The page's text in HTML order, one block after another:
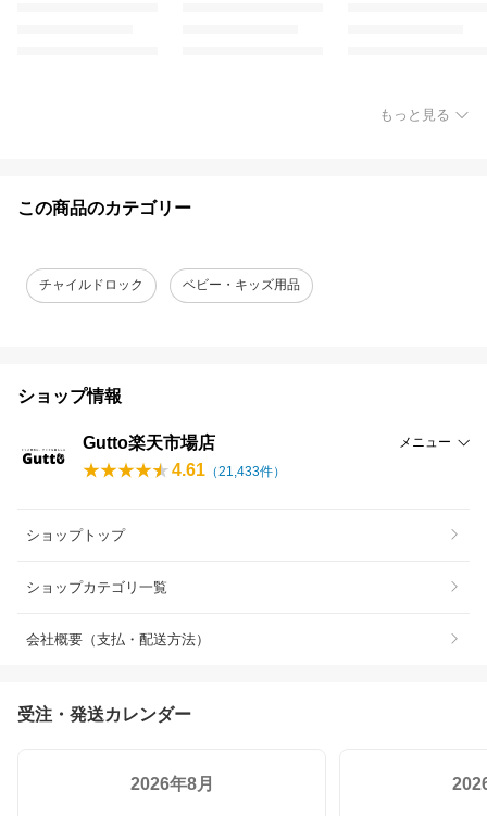
もっと見る
この商品のカテゴリー
チャイルドロック ベビー・キッズ用品
ショップ情報
Gutto楽天市場店 メニュー
4.61 （21,433件）
ショップトップ
ショップカテゴリ一覧
会社概要（支払・配送方法）
受注・発送カレンダー
2026年8月